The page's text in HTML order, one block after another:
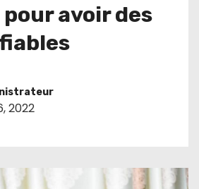
avoir des
2022